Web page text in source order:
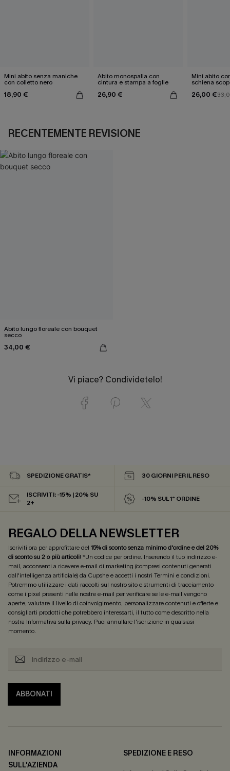
Mini abito senza maniche
con colletto nero
18,90 €
Abito monospalla con
cintura e stampa a foglie
26,90 €
Mini abito
schiena
26,00 €
RECENTEMENTE REVISIONE
Abito lungo floreale con bouquet
secco
34,00 €
Vi piace? Condividetelo!
SPEDIZIONE GRATIS* 30 GIORNI PER IL RESO
ISCRIVITI: -15% | 20% SU
2+
-10% SUL 1° ORDINE
REGALO DELLA NEWSLETTER
Iscriviti ora per approfittare del 15% di sconto senza minimo d'ordine e del 20%
di sconto su 2 o più articoli! *Un codice per ordine. Inserendo il tuo indirizzo e-
mail, acconsenti a ricevere e-mail di marketing (compresi contenuti generati
dall'intelligenza artificiale) da Cupshe e accetti i nostri Termini e condizioni.
Potremmo utilizzare i dati raccolti sul nostro sito e strumenti di tracciamento
come i pixel presenti nelle nostre e-mail per verificare se le e-mail vengono
aperte, valutare il livello di coinvolgimento, personalizzare contenuti e offerte e
consigliarti prodotti che potrebbero interessarti, il tutto come descritto nella
nostra Informativa sulla privacy. Puoi annullare l'iscrizione in qualsiasi
momento.
ABBONATI
INFORMAZIONI
SULL'AZIENDA
SPEDIZIONE E RESO